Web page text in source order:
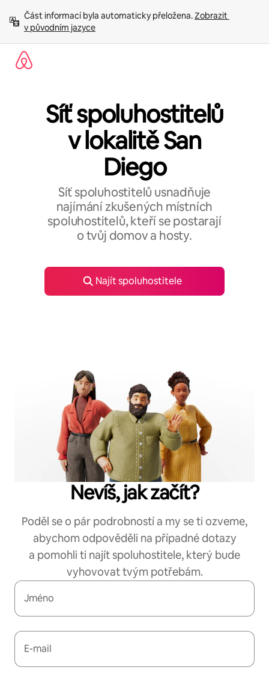
obsah
Část informací byla automaticky přeložena. Zobrazit
v původním jazyce
Síť spoluhostitelů
v lokalitě San
Diego
Síť spoluhostitelů usnadňuje
najímání zkušených místních
spoluhostitelů, kteří se postarají
o tvůj domov a hosty.
Najít spoluhostitele
Nevíš, jak začít?
Poděl se o pár podrobností a my se ti ozveme,
abychom odpověděli na případné dotazy
a pomohli ti najít spoluhostitele, který bude
vyhovovat tvým potřebám.
Jméno
E-mail